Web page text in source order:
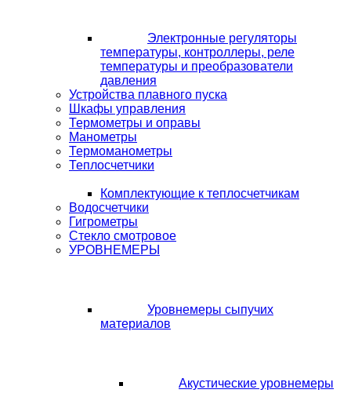
Электронные регуляторы
температуры, контроллеры, реле
температуры и преобразователи
давления
Устройства плавного пуска
Шкафы управления
Термометры и оправы
Манометры
Термоманометры
Теплосчетчики
Комплектующие к теплосчетчикам
Водосчетчики
Гигрометры
Стекло смотровое
УРОВНЕМЕРЫ
Уровнемеры сыпучих
материалов
Акустические уровнемеры